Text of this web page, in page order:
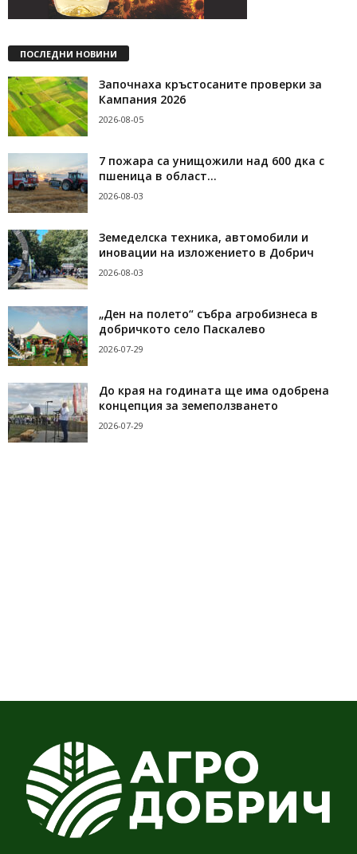
ПОСЛЕДНИ НОВИНИ
Започнаха кръстосаните проверки за
Кампания 2026
2026-08-05
7 пожара са унищожили над 600 дка с
пшеница в област...
2026-08-03
Земеделска техника, автомобили и
иновации на изложението в Добрич
2026-08-03
„Ден на полето“ събра агробизнеса в
добричкото село Паскалево
2026-07-29
До края на годината ще има одобрена
концепция за земеползването
2026-07-29